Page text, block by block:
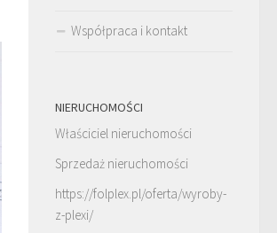
Współpraca i kontakt
NIERUCHOMOŚCI
Właściciel nieruchomości
Sprzedaż nieruchomości
https://folplex.pl/oferta/wyroby-
z-plexi/